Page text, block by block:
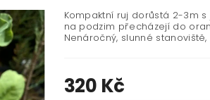
Kompaktní ruj dorůstá 2-3m
na podzim přecházejí do
Nenáročný, slunné
320 Kč